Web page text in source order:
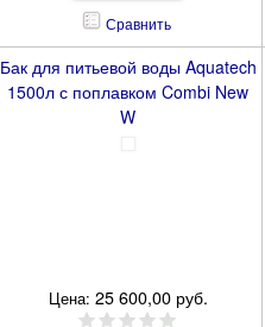
Сравнить
Бак для питьевой воды Aquatech
1500л с поплавком Combi New
W
Цена: 25 600,00 руб.